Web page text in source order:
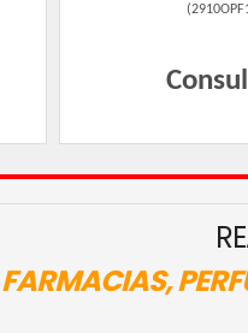
(
FARMACIAS,